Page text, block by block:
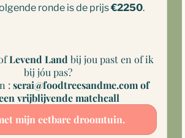
ronde is de prijs€2250.
Levend Land bij jou past en of ik
bij jóu pas?
: serai@foodtreesandme.com of
vrijblijvende matchcall
mijn eetbare droomtuin.